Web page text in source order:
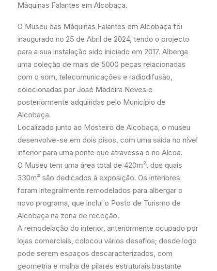
Máquinas Falantes em Alcobaça.
O Museu das Máquinas Falantes em Alcobaça foi
inaugurado no 25 de Abril de 2024, tendo o projecto
para a sua instalação sido iniciado em 2017. Alberga
uma coleção de mais de 5000 peças relacionadas
com o som, telecomunicações e radiodifusão,
colecionadas por José Madeira Neves e
posteriormente adquiridas pelo Município de
Alcobaça.
Localizado junto ao Mosteiro de Alcobaça, o museu
desenvolve-se em dois pisos, com uma saída no nível
inferior para uma ponte que atravessa o rio Alcoa.
O Museu tem uma área total de 420m², dos quais
330m² são dedicados à exposição. Os interiores
foram integralmente remodelados para albergar o
novo programa, que inclui o Posto de Turismo de
Alcobaça na zona de receção.
A remodelação do interior, anteriormente ocupado por
lojas comerciais, colocou vários desafios; desde logo
pode serem espaços descaracterizados, com
geometria e malha de pilares estruturais bastante